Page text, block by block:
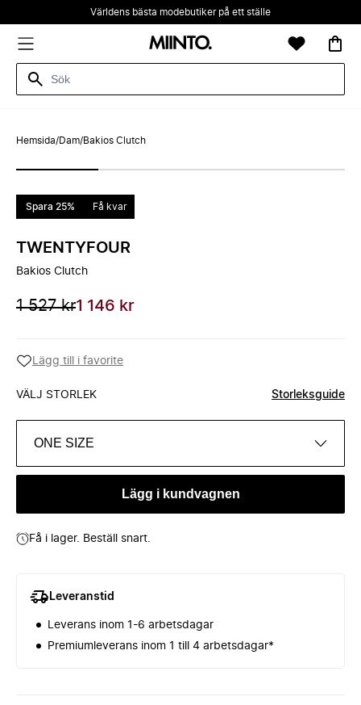
Världens bästa modebutiker på ett ställe
Hemsida/Dam/Bakios Clutch
Spara 25% Få kvar
TWENTYFOUR
Bakios Clutch
1 527 kr1 146 kr
Lägg till i favorite
VÄLJ STORLEK Storleksguide
ONE SIZE
Lägg i kundvagnen
Få i lager. Beställ snart.
Leveranstid
Leverans inom 1-6 arbetsdagar
Premiumleverans inom 1 till 4 arbetsdagar*